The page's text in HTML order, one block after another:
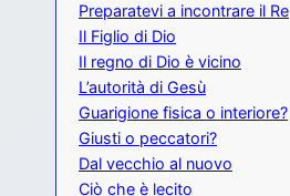
Preparatevi a incontrare il Re
Il Figlio di Dio
Il regno di Dio è vicino
L’autorità di Gesù
Guarigione fisica o interiore?
Giusti o peccatori?
Dal vecchio al nuovo
Ciò che è lecito